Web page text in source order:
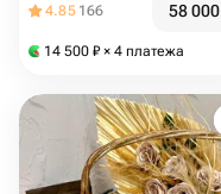
4.85 166 58 000
14 500 ₽ × 4 платежа